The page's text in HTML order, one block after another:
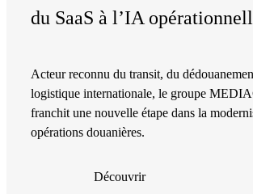
du SaaS à l’IA
Acteur reconnu du transit, du
logistique internationale, le groupe
franchit une nouvelle étape dans la
opérations douanières.
Découvrir